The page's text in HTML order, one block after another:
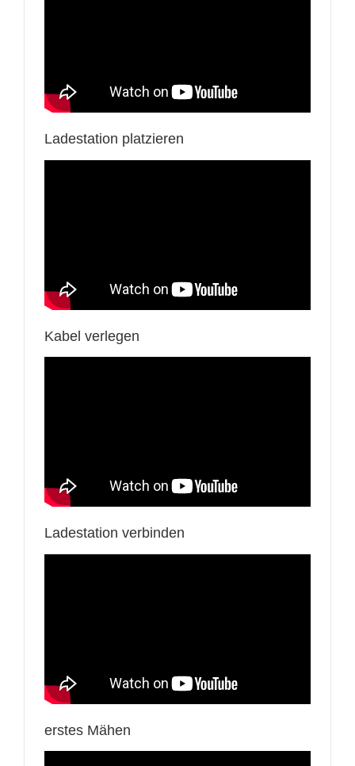
Ladestation platzieren
Kabel verlegen
Ladestation verbinden
erstes Mähen